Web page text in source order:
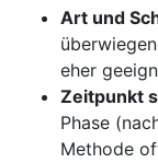
Art und
eher
Zeitpunkt
Phase
Methode